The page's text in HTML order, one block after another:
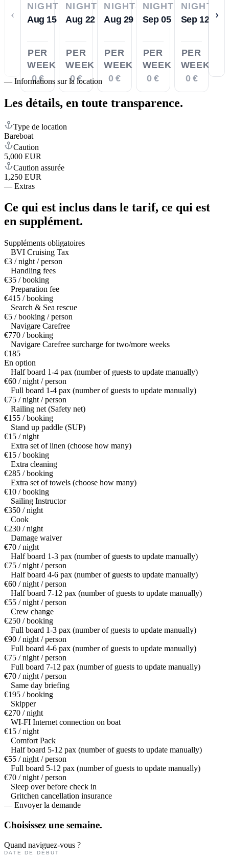
‹
NIGHTS
Aug 15
PER
WEEK
0 €
NIGHTS
Aug 22
PER
WEEK
0 €
NIGHTS
Aug 29
PER
WEEK
0 €
NIGHTS
Sep 05
PER
WEEK
0 €
NIGHTS
Sep 12
PER
WEEK
0 €
›
— Informations sur la location
Les détails, en toute transparence.
Type de location
Bareboat
Caution
5,000 EUR
Caution assurée
1,250 EUR
— Extras
Ce qui est inclus dans le tarif, ce qui est
en supplément.
Suppléments obligatoires
BVI Cruising Tax
€3 / night / person
Handling fees
€35 / booking
Preparation fee
€415 / booking
Search & Sea rescue
€5 / booking / person
Navigare Carefree
€770 / booking
Navigare Carefree surcharge for two/more weeks
€185
En option
Half board 1-4 pax (number of guests to update manually)
€60 / night / person
Full board 1-4 pax (number of guests to update manually)
€75 / night / person
Railing net (Safety net)
€155 / booking
Stand up paddle (SUP)
€15 / night
Extra set of linen (choose how many)
€15 / booking
Extra cleaning
€285 / booking
Extra set of towels (choose how many)
€10 / booking
Sailing Instructor
€350 / night
Cook
€230 / night
Damage waiver
€70 / night
Half board 1-3 pax (number of guests to update manually)
€75 / night / person
Half board 4-6 pax (number of guests to update manually)
€60 / night / person
Half board 7-12 pax (number of guests to update manually)
€55 / night / person
Crew change
€250 / booking
Full board 1-3 pax (number of guests to update manually)
€90 / night / person
Full board 4-6 pax (number of guests to update manually)
€75 / night / person
Full board 7-12 pax (number of guests to update manually)
€70 / night / person
Same day briefing
€195 / booking
Skipper
€270 / night
WI-FI Internet connection on boat
€15 / night
Comfort Pack
Half board 5-12 pax (number of guests to update manually)
€55 / night / person
Full board 5-12 pax (number of guests to update manually)
€70 / night / person
Sleep over before check in
Gritchen cancellation insurance
— Envoyer la demande
Choisissez une semaine.
Quand naviguez-vous ?
DATE DE DÉBUT